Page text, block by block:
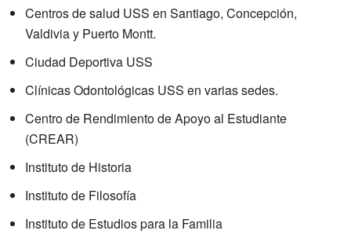
Centros de salud USS en Santiago, Concepción,
Valdivia y Puerto Montt.
Ciudad Deportiva USS
Clínicas Odontológicas USS en varias sedes.
Centro de Rendimiento de Apoyo al Estudiante
(CREAR)
Instituto de Historia
Instituto de Filosofía
Instituto de Estudios para la Familia